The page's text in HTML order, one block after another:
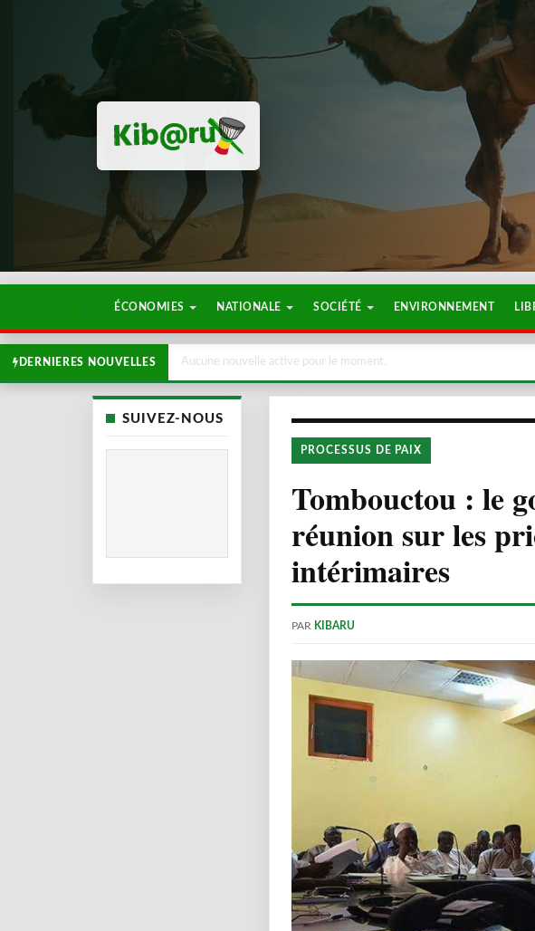
ÉCONOMIES NATIONALE SOCIÉTÉ ENVIRONNEMENT
DERNIERES NOUVELLES Aucune nouvelle active pour le moment.
SUIVEZ-NOUS
PROCESSUS DE PAIX
Tombouctou : le
réunion sur les
intérimaires
PAR KIBARU